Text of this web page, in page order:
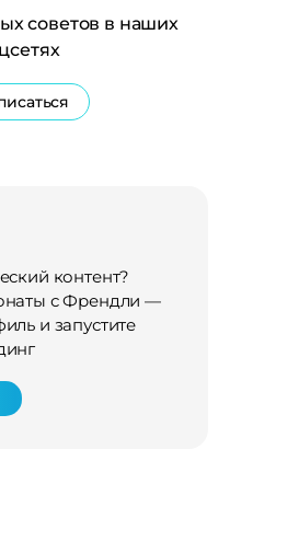
советов в наших
контент?
с Френдли —
и запустите